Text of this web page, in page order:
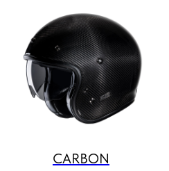
CARBON